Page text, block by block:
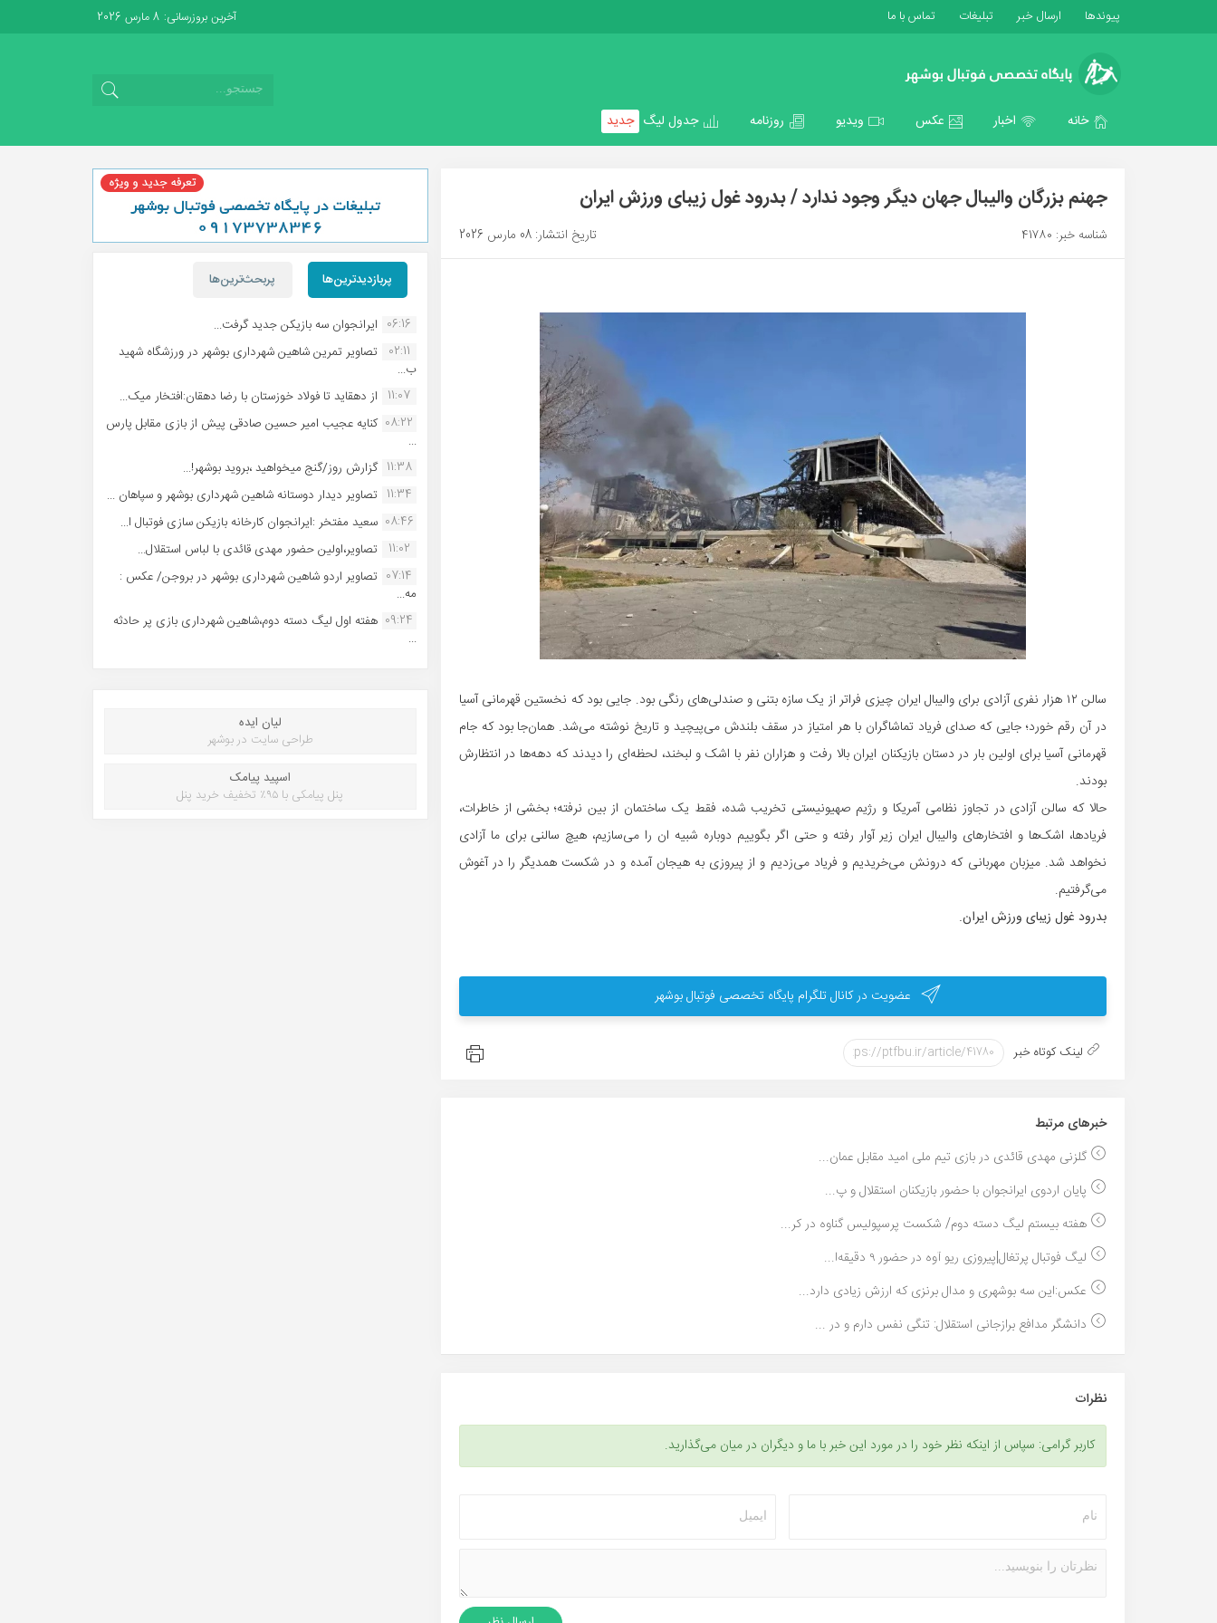
پیوندها ارسال خبر تبلیغات تماس با ما آخرین بروزرسانی: 8 مارس 2026
خانه اخبار عکس ویدیو روزنامه جدول لیگ جدید
جهنم بزرگان والیبال جهان دیگر وجود ندارد / بدرود غول زیبای ورزش ایران
شناسه خبر: 41780 تاریخ انتشار: 08 مارس 2026
سالن ۱۲ هزار نفری آزادی برای والیبال ایران چیزی فراتر از یک سازه بتنی و صندلی‌های رنگی بود. جایی بود که نخستین قهرمانی آسیا
در آن رقم خورد؛ جایی که صدای فریاد تماشاگران با هر امتیاز در سقف بلندش می‌پیچید و تاریخ نوشته می‌شد. همان‌جا بود که جام
قهرمانی آسیا برای اولین بار در دستان بازیکنان ایران بالا رفت و هزاران نفر با اشک و لبخند، لحظه‌ای را دیدند که دهه‌ها در انتظارش
بودند.
حالا که سالن آزادی در تجاوز نظامی آمریکا و رژیم صهیونیستی تخریب شده، فقط یک ساختمان از بین نرفته؛ بخشی از خاطرات،
فریادها، اشک‌ها و افتخارهای والیبال ایران زیر آوار رفته و حتی اگر بگوییم دوباره شبیه ان را می‌سازیم، هیچ سالنی برای ما آزادی
نخواهد شد. میزبان مهربانی که درونش می‌خریدیم و فریاد می‌زدیم و از پیروزی به هیجان آمده و در شکست همدیگر را در آغوش
می‌گرفتیم.
بدرود غول زیبای ورزش ایران.
عضویت در کانال تلگرام پایگاه تخصصی فوتبال بوشهر
لینک کوتاه خبر
خبر‌های مرتبط
گلزنی مهدی قائدی در بازی تیم ملی امید مقابل عمان...
پایان اردوی ایرانجوان با حضور بازیکنان استقلال و پ...
هفته بیستم لیگ دسته دوم/ شکست پرسپولیس گناوه در کر...
لیگ فوتبال پرتغال|پیروزی ریو آوه در حضور ۹ دقیقه‌ا...
عکس:این سه بوشهری و مدال برنزی که ارزش زیادی دارد...
دانشگر مدافع برازجانی استقلال: تنگی نفس دارم و در ...
نظرات
کاربر گرامی: سپاس از اینکه نظر خود را در مورد این خبر با ما و دیگران در میان می‌گذارید.
پربازدیدترین‌ها پربحث‌ترین‌ها
06:16 ایرانجوان سه بازیکن جدید گرفت...
02:11
تصاویر تمرین شاهین شهردارى بوشهر در ورزشگاه شهید
ب...
11:07 از دهقاید تا فولاد خوزستان با رضا دهقان:افتخار میک...
08:22 کنایه عجیب امیر حسین صادقی پیش از بازی مقابل پارس
...
11:38 گزارش روز/گنج میخواهید ،بروید بوشهر!...
11:34 تصاویر دیدار دوستانه شاهین شهردارى بوشهر و سپاهان ...
08:46 سعید مفتخر :ایرانجوان کارخانه بازیکن سازی فوتبال ا...
11:02
تصاویر،اولین حضور مهدی قائدی با لباس استقلال...
07:14 تصاویر اردو شاهین شهرداری بوشهر در بروجن/ عکس :
مه...
09:24 هفته اول لیگ دسته دوم،شاهین شهرداری بازی پر حادثه
...
لیان ایده
طراحی سایت در بوشهر
اسپید پیامک
پنل پیامکی با ۹۵٪ تخفیف خرید پنل